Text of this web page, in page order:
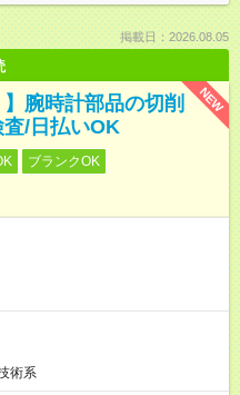
掲載日：2026.08.05
NEW
腕時計部品の切削
/日払いOK
ブランクOK
術系